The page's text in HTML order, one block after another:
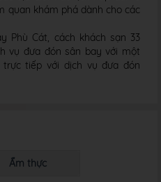
quan khám phá dành cho các
Phù Cát, cách khách sạn 33
vụ đưa đón sân bay với một
tiếp với dịch vụ đưa đón
Ẩm thực